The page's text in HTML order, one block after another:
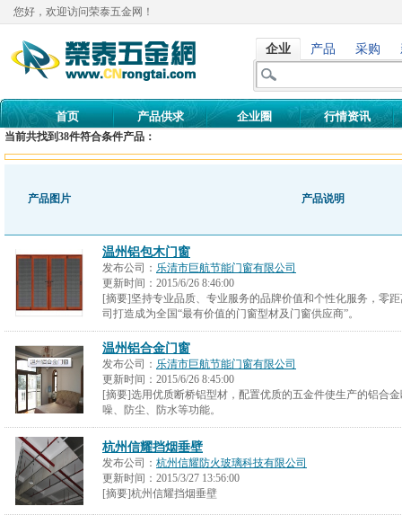
您好，欢迎访问荣泰五金网！
企业 产品 采购
首页 产品供求 企业圈 行情资讯
当前共找到38件符合条件产品：
产品图片 产品说明
温州铝包木门窗
发布公司： 乐清市巨航节能门窗有限公司
更新时间： 2015/6/26 8:46:00
[摘要]坚持专业品质、专业服务的品牌价值和个性化服务，零
司打造成为全国“最有价值的门窗型材及门窗供应商”。
温州铝合金门窗
发布公司： 乐清市巨航节能门窗有限公司
更新时间： 2015/6/26 8:45:00
[摘要]选用优质断桥铝型材，配置优质的五金件使生产的铝合
噪、防尘、防水等功能。
杭州信耀挡烟垂壁
发布公司： 杭州信耀防火玻璃科技有限公司
更新时间： 2015/3/27 13:56:00
[摘要]杭州信耀挡烟垂壁